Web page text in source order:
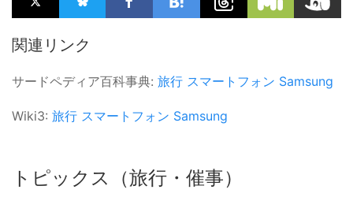
関連リンク
サードペディア百科事典: 旅行 スマートフォン Samsung
Wiki3: 旅行 スマートフォン Samsung
トピックス（旅行・催事）